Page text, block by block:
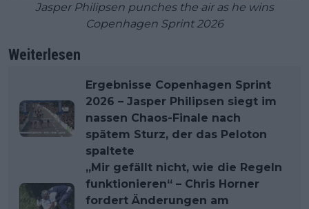
Jasper Philipsen punches the air as he wins
Copenhagen Sprint 2026
Weiterlesen
Ergebnisse Copenhagen Sprint
2026 – Jasper Philipsen siegt im
nassen Chaos-Finale nach
spätem Sturz, der das Peloton
spaltete
„Mir gefällt nicht, wie die Regeln
funktionieren“ – Chris Horner
fordert Änderungen am